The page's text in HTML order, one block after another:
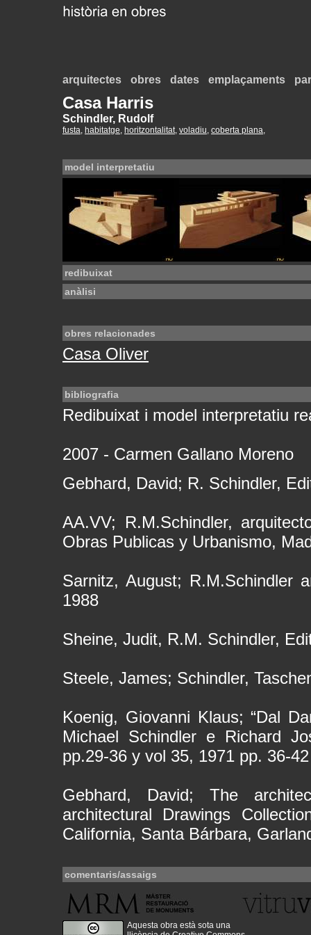
arquitectes obres dates emplaçaments
Casa Harris
Schindler, Rudolf
fusta, habitatge, horitzontalitat, voladiu, coberta plana,
model interpretatiu
redibuixat
anàlisi
obres relacionades
Casa Oliver
bibliografia
Redibuixat i model interpretatiu
2007 - Carmen Gallano Moreno
Gebhard, David; R. Schindler,
AA.VV; R.M.Schindler,
Obras Publicas y Urbanismo,
Sarnitz, August; R.M.Schindler
1988
Sheine, Judit, R.M. Schindler,
Steele, James; Schindler,
Koenig, Giovanni Klaus; “Dal
Michael Schindler e Richard
pp.29-36 y vol 35, 1971 pp. 36-42
Gebhard, David; The
architectural Drawings
California, Santa Bárbara,
comentaris/assaigs
Aquesta obra està sota una